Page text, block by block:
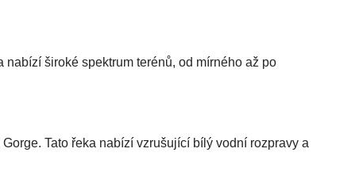
široké spektrum terénů, od mírného až po
Tato řeka nabízí vzrušující bílý vodní rozpravy a